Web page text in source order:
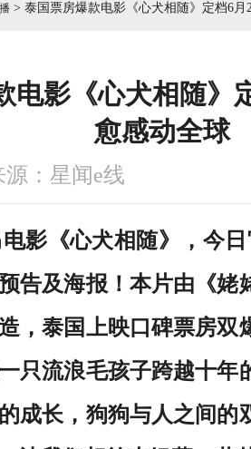
> 泰国票房爆款电影《心犬相随》定档6月
电影《心犬相随》
愈感动全球
：星闻e线
影《心犬相随》，今
告及海报！本片由《姥
，泰国上映口碑票房双
只流浪毛孩子跨越十年
成长，狗狗与人之间的